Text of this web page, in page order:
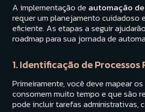
A implementação de automação
requer um planejamento cuidadoso
eficiente. As etapas a seguir
roadmap para sua jornada de
1. Identificação de
Primeiramente, você deve mapear
consomem muito tempo e que são
pode incluir tarefas administrativas,